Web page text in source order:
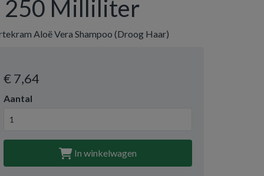
250 Milliliter
Aloë Vera Shampoo (Droog Haar)
€ 7,64
Aantal
In winkelwagen